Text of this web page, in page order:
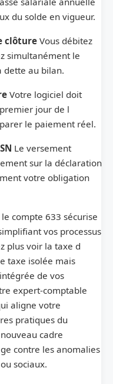
du solde en vigueur.
clôture Vous débitez
simultanément le
dette au bilan.
Votre logiciel doit
jour de l
le paiement réel.
Le versement
sur la déclaration
votre obligation
compte 633 sécurise
vos processus
plus voir la taxe d
taxe isolée mais
de vos
expert-comptable
aligne votre
pratiques du
cadre
contre les anomalies
sociaux.